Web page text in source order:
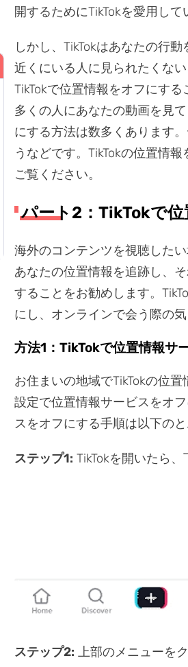
開するためにTikTokを愛用して
しかし、TikTokはあなたの行
近くにいる人に見られたくな
TikTokで位置情報をオフにす
多くの人にあなたの動画を見
にする方法は数多くあります
うなどです。TikTokの位置情
ご覧ください。
パート2：TikTokで
海外のコンテンツを視聴した
あなたの位置情報を追跡し、
することをお勧めします。
にし、オンラインで会う際の
方法1：TikTokで位置情報サ
お住まいの地域でTikTokの位
設定で位置情報サービスをオ
スをオフにする手順は以下のと
ステップ1: TikTokを開いたら
ステップ2: 上部のメニューを